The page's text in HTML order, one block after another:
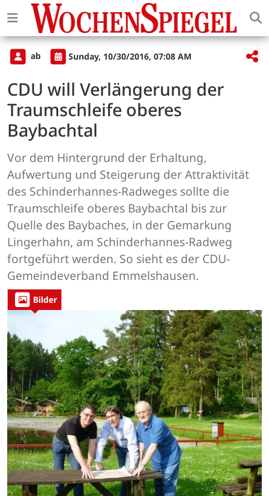
ab Sunday, 10/30/2016, 07:08 AM
CDU will Verlängerung der
Traumschleife oberes
Baybachtal
Vor dem Hintergrund der Erhaltung,
Aufwertung und Steigerung der Attraktivität
des Schinderhannes-Radweges sollte die
Traumschleife oberes Baybachtal bis zur
Quelle des Baybaches, in der Gemarkung
Lingerhahn, am Schinderhannes-Radweg
fortgeführt werden. So sieht es der CDU-
Gemeindeverband Emmelshausen.
Bilder